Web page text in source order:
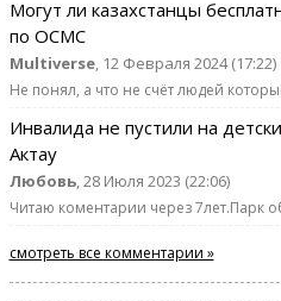
Могут ли казахстанцы
по ОСМС
Multiverse, 12 Февраля 2024 (17:22)
Не понял, а что не счёт людей
Инвалида не пустили на
Актау
Любовь, 28 Июля 2023 (22:06)
Читаю коментарии через 7лет.Парк
смотреть все комментарии »